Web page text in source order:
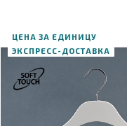
ЦЕНА ЗА ЕДИНИЦУ
ЭКСПРЕСС-ДОСТАВКА